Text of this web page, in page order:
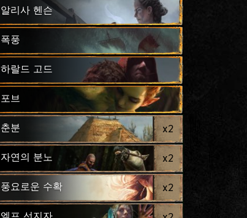
알리사 헨슨
폭풍
하랄드 고드
포브
춘분 x2
자연의 분노 x2
풍요로운 수확 x2